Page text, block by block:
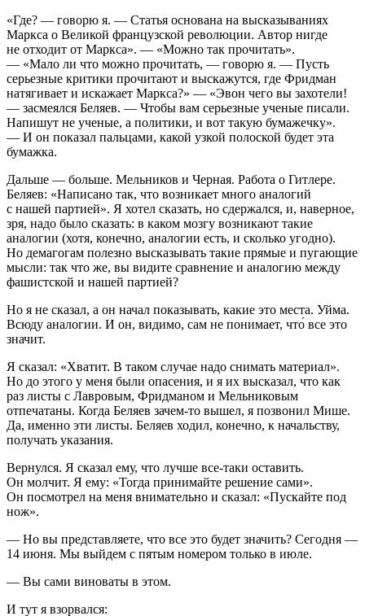
«Где? — говорю я. — Статья основана на высказываниях
Маркса о Великой французской революции. Автор нигде
не отходит от Маркса». — «Можно так прочитать».
— «Мало ли что можно прочитать, — говорю я. — Пусть
серьезные критики прочитают и выскажутся, где Фридман
натягивает и искажает Маркса?» — «Эвон чего вы захотели!
— засмеялся Беляев. — Чтобы вам серьезные ученые писали.
Напишут не ученые, а политики, и вот такую бумажечку».
— И он показал пальцами, какой узкой полоской будет эта
бумажка.
Дальше — больше. Мельников и Черная. Работа о Гитлере.
Беляев: «Написано так, что возникает много аналогий
с нашей партией». Я хотел сказать, но сдержался, и, наверное,
зря, надо было сказать: в каком мозгу возникают такие
аналогии (хотя, конечно, аналогии есть, и сколько угодно).
Но демагогам полезно высказывать такие прямые и пугающие
мысли: так что же, вы видите сравнение и аналогию между
фашистской и нашей партией?
Но я не сказал, а он начал показывать, какие это места. Уйма.
Всюду аналогии. И он, видимо, сам не понимает, что́ все это
значит.
Я сказал: «Хватит. В таком случае надо снимать материал».
Но до этого у меня были опасения, и я их высказал, что как
раз листы с Лавровым, Фридманом и Мельниковым
отпечатаны. Когда Беляев зачем-то вышел, я позвонил Мише.
Да, именно эти листы. Беляев ходил, конечно, к начальству,
получать указания.
Вернулся. Я сказал ему, что лучше все-таки оставить.
Он молчит. Я ему: «Тогда принимайте решение сами».
Он посмотрел на меня внимательно и сказал: «Пускайте под
нож».
— Но вы представляете, что все это будет значить? Сегодня —
14 июня. Мы выйдем с пятым номером только в июле.
— Вы сами виноваты в этом.
И тут я взорвался: